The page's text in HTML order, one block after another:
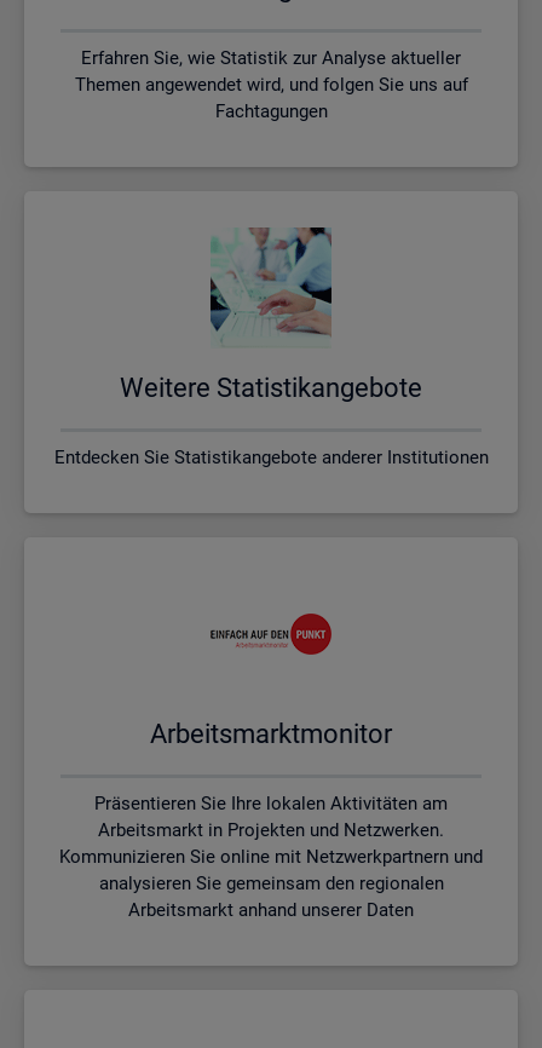
Erfahren Sie, wie Statistik zur Analyse aktueller
Themen angewendet wird, und folgen Sie uns auf
Fachtagungen
Wei­te­re Sta­tis­tik­an­ge­bo­te
Entdecken Sie Statistikangebote anderer Institutionen
Ar­beits­markt­mo­ni­tor
Präsentieren Sie Ihre lokalen Aktivitäten am
Arbeitsmarkt in Projekten und Netzwerken.
Kommunizieren Sie online mit Netzwerkpartnern und
analysieren Sie gemeinsam den regionalen
Arbeitsmarkt anhand unserer Daten